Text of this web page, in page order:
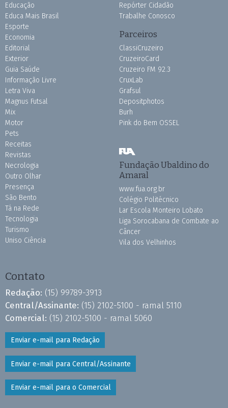
Educação
Educa Mais Brasil
Esporte
Economia
Editorial
Exterior
Guia Saúde
Informação Livre
Letra Viva
Magnus Futsal
Mix
Motor
Pets
Receitas
Revistas
Necrologia
Outro Olhar
Presença
São Bento
Tá na Rede
Tecnologia
Turismo
Uniso Ciência
Repórter Cidadão
Trabalhe Conosco
Parceiros
ClassiCruzeiro
CruzeiroCard
Cruzeiro FM 92.3
CruxLab
Grafsul
Depositphotos
Burh
Pink do Bem OSSEL
Fundação Ubaldino do
Amaral
www.fua.org.br
Colégio Politécnico
Lar Escola Monteiro Lobato
Liga Sorocabana de Combate ao
Câncer
Vila dos Velhinhos
Contato
Redação: (15) 99789-3913
Central/Assinante: (15) 2102-5100 - ramal 5110
Comercial: (15) 2102-5100 - ramal 5060
Enviar e-mail para Redação
Enviar e-mail para Central/Assinante
Enviar e-mail para o Comercial